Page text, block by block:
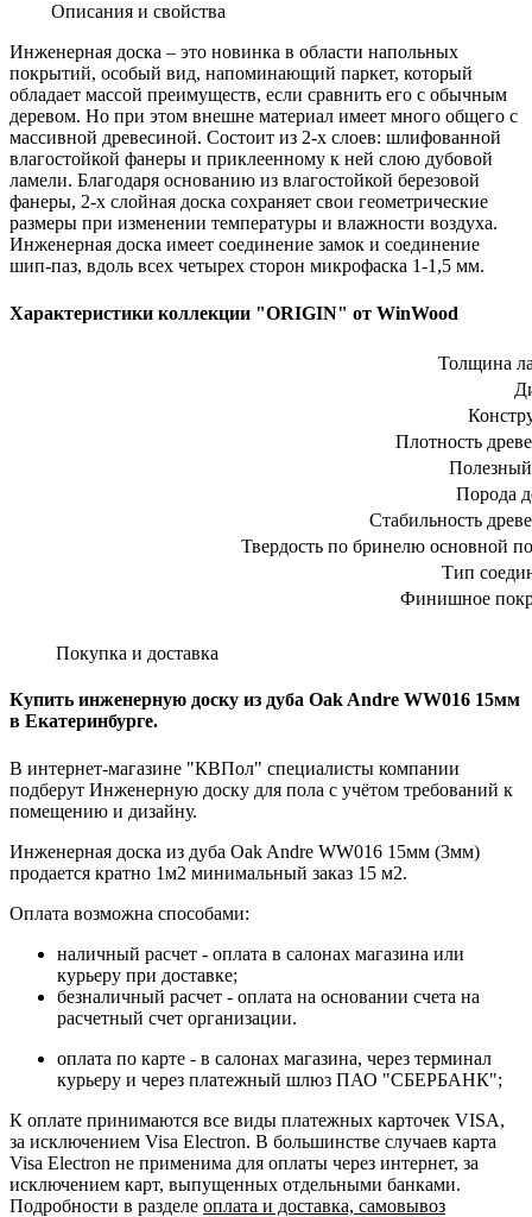
Описания и свойства
Инженерная доска – это новинка в области напольных
покрытий, особый вид, напоминающий паркет, который
обладает массой преимуществ, если сравнить его с обычным
деревом. Но при этом внешне материал имеет много общего с
массивной древесиной. Состоит из 2-х слоев: шлифованной
влагостойкой фанеры и приклеенному к ней слою дубовой
ламели. Благодаря основанию из влагостойкой березовой
фанеры, 2-х слойная доска сохраняет свои геометрические
размеры при изменении температуры и влажности воздуха.
Инженерная доска имеет соединение замок и соединение
шип-паз, вдоль всех четырех сторон микрофаска 1-1,5 мм.
Характеристики коллекции "ORIGIN" от WinWood
Толщина
Плотность
Порода
Стабильность
Твердость по бринелю основной
Тип
Финишное
Покупка и доставка
Купить инженерную доску из дуба Oak Andre WW016 15мм
в Екатеринбурге.
В интернет-магазине "КВПол" специалисты компании
подберут Инженерную доску для пола с учётом требований к
помещению и дизайну.
Инженерная доска из дуба Oak Andre WW016 15мм (3мм)
продается кратно 1м2 минимальный заказ 15 м2.
Оплата возможна способами:
наличный расчет - оплата в салонах магазина или
курьеру при доставке;
безналичный расчет - оплата на основании счета на
расчетный счет организации.
оплата по карте - в салонах магазина, через терминал
курьеру и через платежный шлюз ПАО "СБЕРБАНК";
К оплате принимаются все виды платежных карточек VISA,
за исключением Visa Electron. В большинстве случаев карта
Visa Electron не применима для оплаты через интернет, за
исключением карт, выпущенных отдельными банками.
Подробности в разделе оплата и доставка, самовывоз